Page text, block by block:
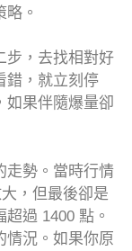
。
步，去找相對好
錯，就立刻停
如果伴隨爆量卻
走勢。當時行情
，但最後卻是
過 1400 點。
情況。如果你原